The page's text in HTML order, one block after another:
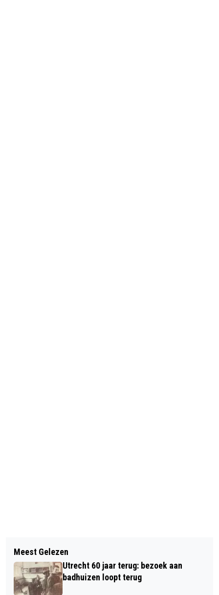
STEDELIJKE ONDERSCHEIDING VOOR
LEONORE SARABER
FC UTRECHT PRESENTEERT MARK
VAN DER MAAREL-SHIRT
Meest Gelezen
Utrecht 60 jaar terug: bezoek aan
badhuizen loopt terug